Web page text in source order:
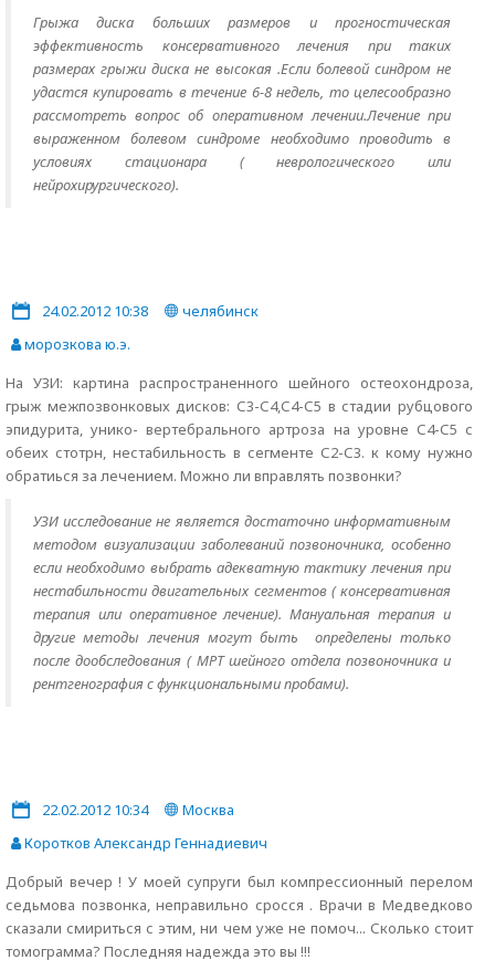
Грыжа диска больших размеров и прогностическая
эффективность консервативного лечения при таких
размерах грыжи диска не высокая .Если болевой синдром не
удастся купировать в течение 6-8 недель, то целесообразно
рассмотреть вопрос об оперативном лечении.Лечение при
выраженном болевом синдроме необходимо проводить в
условиях стационара ( неврологического или
нейрохирургического).
24.02.2012 10:38
челябинск
морозкова ю.э.
На УЗИ: картина распространенного шейного остеохондроза,
грыж межпозвонковых дисков: С3-С4,С4-С5 в стадии рубцового
эпидурита, унико- вертебрального артроза на уровне С4-С5 с
обеих стотрн, нестабильность в сегменте С2-С3. к кому нужно
обратиься за лечением. Можно ли вправлять позвонки?
УЗИ исследование не является достаточно информативным
методом визуализации заболеваний позвоночника, особенно
если необходимо выбрать адекватную тактику лечения при
нестабильности двигательных сегментов ( консервативная
терапия или оперативное лечение). Мануальная терапия и
другие методы лечения могут быть определены только
после дообследования ( МРТ шейного отдела позвоночника и
рентгенография с функциональными пробами).
22.02.2012 10:34
Москва
Коротков Александр Геннадиевич
Добрый вечер ! У моей супруги был компрессионный перелом
седьмова позвонка, неправильно сросся . Врачи в Медведково
сказали смириться с этим, ни чем уже не помоч... Сколько стоит
томограмма? Последняя надежда это вы !!!